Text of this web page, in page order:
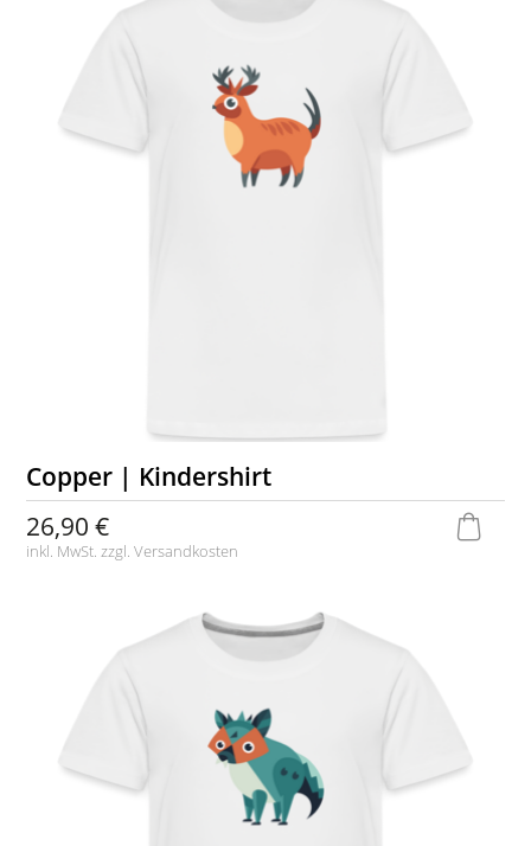
Copper | Kindershirt
26,90 €
inkl. MwSt. zzgl.Versandkosten